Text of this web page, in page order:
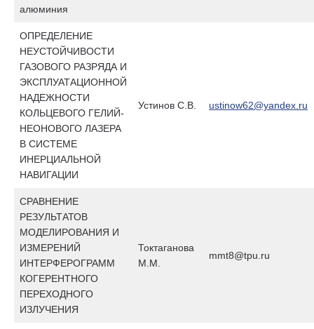
алюминия
ОПРЕДЕЛЕНИЕ
НЕУСТОЙЧИВОСТИ
ГАЗОВОГО РАЗРЯДА И
ЭКСПЛУАТАЦИОННОЙ
НАДЕЖНОСТИ
КОЛЬЦЕВОГО ГЕЛИЙ-
НЕОНОВОГО ЛАЗЕРА
В СИСТЕМЕ
ИНЕРЦИАЛЬНОЙ
НАВИГАЦИИ
Устинов С.В. ustinow62@yandex.ru
СРАВНЕНИЕ
РЕЗУЛЬТАТОВ
МОДЕЛИРОВАНИЯ И
ИЗМЕРЕНИЙ
ИНТЕРФЕРОГРАММ
КОГЕРЕНТНОГО
ПЕРЕХОДНОГО
ИЗЛУЧЕНИЯ
Токтаганова
М.М.
mmt8@tpu.ru